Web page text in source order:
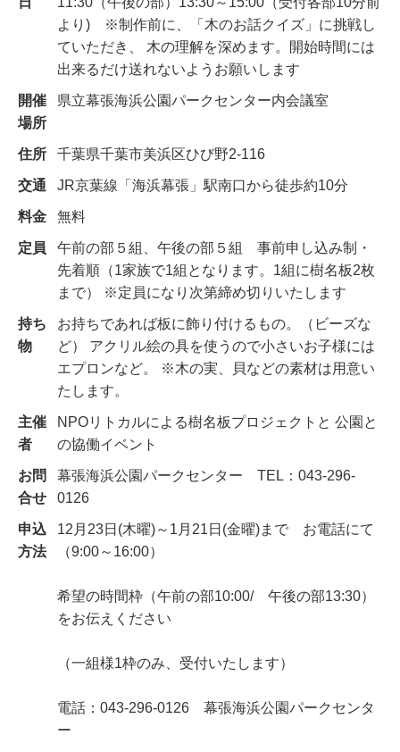
より) ※制作前に、「木のお話クイズ」に挑戦し
ていただき、 木の理解を深めます。開始時間には
出来るだけ送れないようお願いします
開催
場所
県立幕張海浜公園パークセンター内会議室
住所
千葉県千葉市美浜区ひび野2-116
交通
JR京葉線「海浜幕張」駅南口から徒歩約10分
料金
無料
定員
午前の部５組、午後の部５組 事前申し込み制・
先着順（1家族で1組となります。1組に樹名板2枚
まで） ※定員になり次第締め切りいたします
持ち
物
お持ちであれば板に飾り付けるもの。（ビーズな
ど） アクリル絵の具を使うので小さいお子様には
エプロンなど。 ※木の実、貝などの素材は用意い
たします。
主催
者
NPOリトカルによる樹名板プロジェクトと 公園と
の協働イベント
お問
合せ
幕張海浜公園パークセンター TEL：043-296-
0126
申込
方法
12月23日(木曜)～1月21日(金曜)まで お電話にて
（9:00～16:00）
希望の時間枠（午前の部10:00/ 午後の部13:30）
をお伝えください
（一組様1枠のみ、受付いたします）
電話：043-296-0126 幕張海浜公園パークセンタ
ー